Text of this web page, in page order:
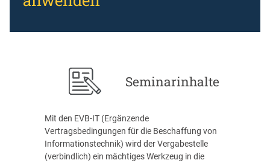
Seminarinhalte
Mit den EVB-IT (Ergänzende
Vertragsbedingungen für die Beschaffung von
Informationstechnik) wird der Vergabestelle
(verbindlich) ein mächtiges Werkzeug in die